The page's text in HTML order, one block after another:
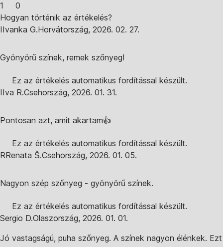
1
0
Hogyan történik az értékelés?
IIvanka G.Horvátország, 2026. 02. 27.
Gyönyörű színek, remek szőnyeg!
Ez az értékelés automatikus fordítással készült.
IIva R.Csehország, 2026. 01. 31.
Pontosan azt, amit akartam👍
Ez az értékelés automatikus fordítással készült.
RRenata Š.Csehország, 2026. 01. 05.
Nagyon szép szőnyeg - gyönyörű színek.
Ez az értékelés automatikus fordítással készült.
Sergio D.Olaszország, 2026. 01. 01.
Jó vastagságú, puha szőnyeg. A színek nagyon élénkek. Ezt